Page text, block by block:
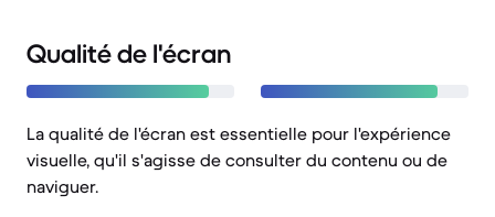
Qualité de l'écran
La qualité de l'écran est essentielle pour l'expérience
visuelle, qu'il s'agisse de consulter du contenu ou de
naviguer.